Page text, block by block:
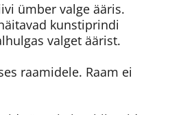
ümber valge ääris.
kunstiprindi
valget äärist.
raamidele. Raam ei